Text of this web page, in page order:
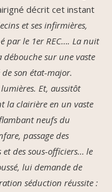
décrit cet instant
et ses infirmières,
par le 1er REC…. La nuit
sur une vaste
son état-major.
Et, aussitôt
la clairière en un vaste
neufs du
passage des
des sous-officiers… le
lui demande de
séduction réussite :